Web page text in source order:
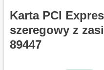
Karta PCI
szeregowy z
89447